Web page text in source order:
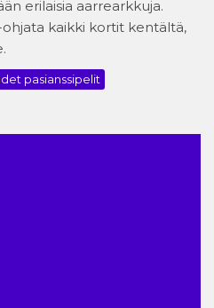
erilaisia aarrearkkuja.
kaikki kortit kentältä,
pasianssipelit